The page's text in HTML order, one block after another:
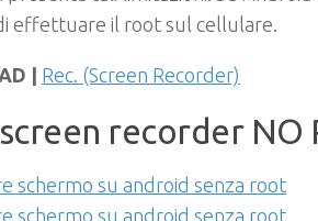
effettuare il root sul cellulare.
| Rec. (Screen Recorder)
screen recorder NO